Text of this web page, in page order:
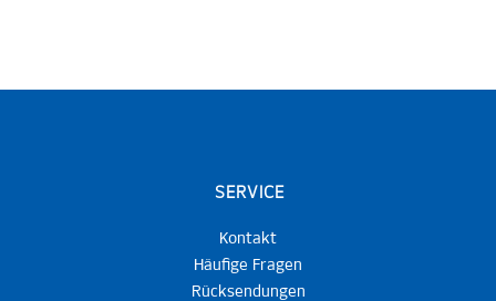
SERVICE
Kontakt
Häufige Fragen
Rücksendungen